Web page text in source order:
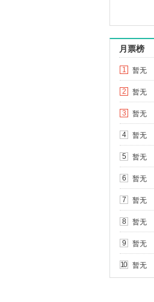
月票榜
1 暂无
2 暂无
3 暂无
4 暂无
5 暂无
6 暂无
7 暂无
8 暂无
9 暂无
10 暂无